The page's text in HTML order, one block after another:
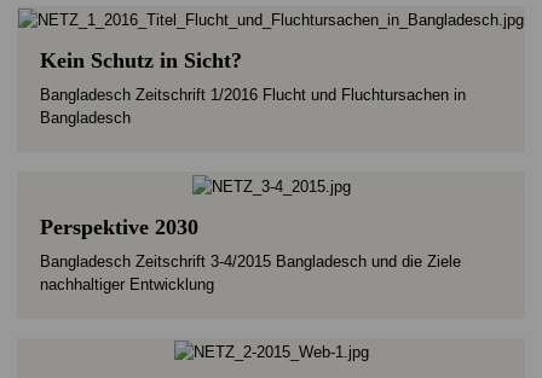
Kein Schutz in Sicht?
Bangladesch Zeitschrift 1/2016 Flucht und Fluchtursachen in
Bangladesch
Perspektive 2030
Bangladesch Zeitschrift 3-4/2015 Bangladesch und die Ziele
nachhaltiger Entwicklung